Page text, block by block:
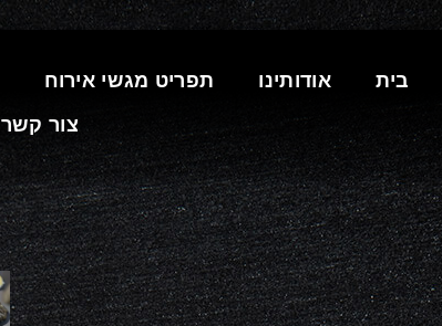
בית אודותינו תפריט מגשי אירוח
צור קשר